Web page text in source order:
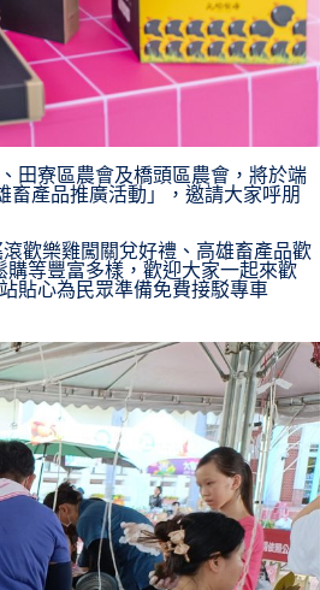
田寮區農會及橋頭區農會，將於端
產品推廣活動」，邀請大家呼朋
歡樂雞闖關兌好禮、高雄畜產品歡
等豐富多樣，歡迎大家一起來歡
貼心為民眾準備免費接駁專車